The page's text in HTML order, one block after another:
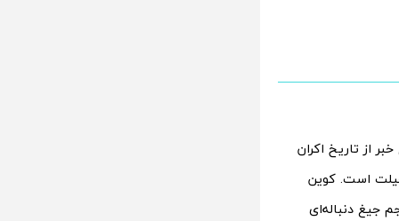
از تاریخ اکران
جیلت است. کوین
جیغ دنباله‌ای